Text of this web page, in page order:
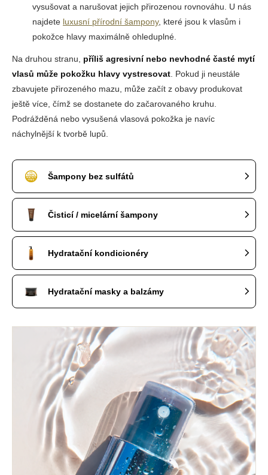
vysušovat a narušovat jejich přirozenou rovnováhu. U nás
najdete luxusní přírodní šampony, které jsou k vlasům i
pokožce hlavy maximálně ohleduplné.
Na druhou stranu, příliš agresivní nebo nevhodné časté mytí
vlasů může pokožku hlavy vystresovat . Pokud ji neustále
zbavujete přirozeného mazu, může začít z obavy produkovat
ještě více, čímž se dostanete do začarovaného kruhu.
Podrážděná nebo vysušená vlasová pokožka je navíc
náchylnější k tvorbě lupů.
Šampony bez sulfátů
Čisticí / micelární šampony
Hydratační kondicionéry
Hydratační masky a balzámy